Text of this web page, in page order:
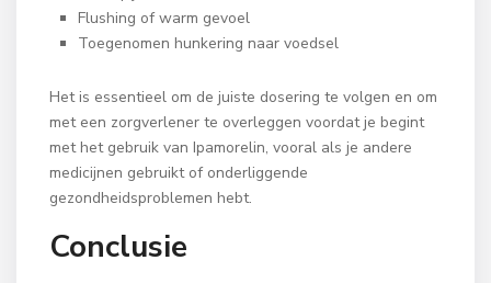
Flushing of warm gevoel
Toegenomen hunkering naar voedsel
Het is essentieel om de juiste dosering te volgen en om
met een zorgverlener te overleggen voordat je begint
met het gebruik van Ipamorelin, vooral als je andere
medicijnen gebruikt of onderliggende
gezondheidsproblemen hebt.
Conclusie